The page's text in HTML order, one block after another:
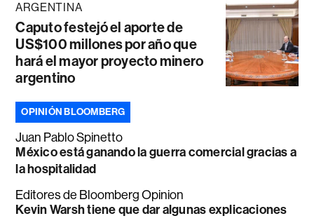
ARGENTINA
Caputo festejó el aporte de
US$100 millones por año que
hará el mayor proyecto minero
argentino
OPINIÓN BLOOMBERG
Juan Pablo Spinetto
México está ganando la guerra comercial gracias a
la hospitalidad
Editores de Bloomberg Opinion
Kevin Warsh tiene que dar algunas explicaciones